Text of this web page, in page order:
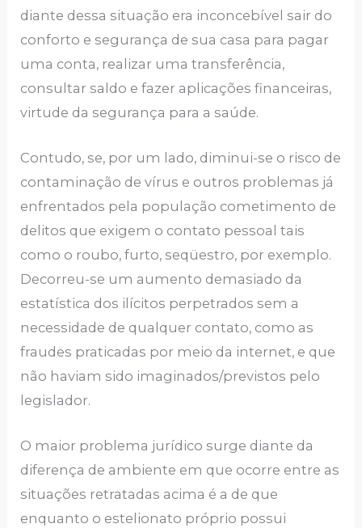
diante dessa situação era inconcebível sair do
conforto e segurança de sua casa para pagar
uma conta, realizar uma transferência,
consultar saldo e fazer aplicações financeiras,
virtude da segurança para a saúde.
Contudo, se, por um lado, diminui-se o risco de
contaminação de vírus e outros problemas já
enfrentados pela população cometimento de
delitos que exigem o contato pessoal tais
como o roubo, furto, seqüestro, por exemplo.
Decorreu-se um aumento demasiado da
estatística dos ilícitos perpetrados sem a
necessidade de qualquer contato, como as
fraudes praticadas por meio da internet, e que
não haviam sido imaginados/previstos pelo
legislador.
O maior problema jurídico surge diante da
diferença de ambiente em que ocorre entre as
situações retratadas acima é a de que
enquanto o estelionato próprio possui